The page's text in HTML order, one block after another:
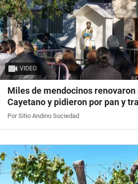
VIDEO
Miles de mendocinos renovaron
Cayetano y pidieron por pan y
Por Sitio Andino Sociedad